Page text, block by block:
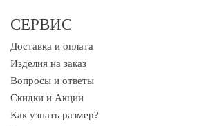
СЕРВИС
Доставка и оплата
Изделия на заказ
Вопросы и ответы
Скидки и Акции
Как узнать размер?